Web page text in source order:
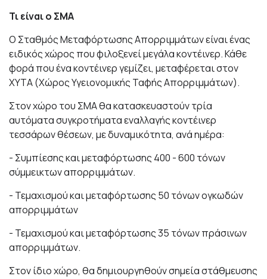
Τι είναι ο ΣΜΑ
Ο Σταθμός Μεταφόρτωσης Απορριμμάτων είναι ένας
ειδικός χώρος που φιλοξενεί μεγάλα κοντέινερ. Κάθε
φορά που ένα κοντέινερ γεμίζει, μεταφέρεται στον
ΧΥΤΑ (Χώρος Υγειονομικής Ταφής Απορριμμάτων).
Στον χώρο του ΣΜΑ θα κατασκευαστούν τρία
αυτόματα συγκροτήματα εναλλαγής κοντέινερ
τεσσάρων θέσεων, με δυναμικότητα, ανά ημέρα:
- Συμπίεσης και μεταφόρτωσης 400 - 600 τόνων
σύμμεικτων απορριμμάτων.
- Τεμαχισμού και μεταφόρτωσης 50 τόνων ογκωδών
απορριμμάτων
- Τεμαχισμού και μεταφόρτωσης 35 τόνων πράσινων
απορριμμάτων.
Στον ίδιο χώρο, θα δημιουργηθούν σημεία στάθμευσης